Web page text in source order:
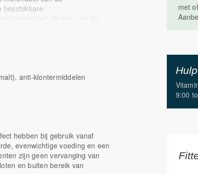
beschikbare
beschouwd als een van de
deze vorm effectief kan
magnesium te maximaliseren
een goed opneembare
bij meer dan 300 biochemische
en donkere chocolade.
om het dagelijkse
anti-klontermiddelen
hebben bij gebruik vanaf
evenwichtige voeding en een
zijn geen vervanging van
en buiten bereik van
met
9:00